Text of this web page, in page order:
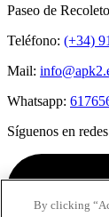
Paseo de
Teléfono: (+34)
Mail:
Whatsapp:
Síguenos en redes
By clicking